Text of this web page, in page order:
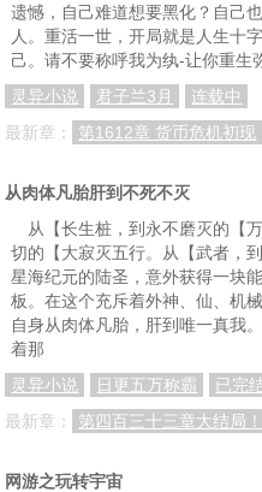
遗憾，自己难道想要黑化？自己
人。重活一世，开局就是人生十
己。请不要称呼我为纨-让你重生
灵异小说
君子兰3月
连载中
最新章：
第1612章 货币危机初现
从肉体凡胎肝到不死不灭
从【长生桩，到永不磨灭的【
切的【大寂灭五行。从【武者，
星海纪元的陆圣，意外获得一块
板。在这个充斥着外神、仙、机
自身从肉体凡胎，肝到唯一真我
着那
灵异小说
日更五万称霸
已完
最新章：
第四百三十三章大结局！
网游之玩转宇宙